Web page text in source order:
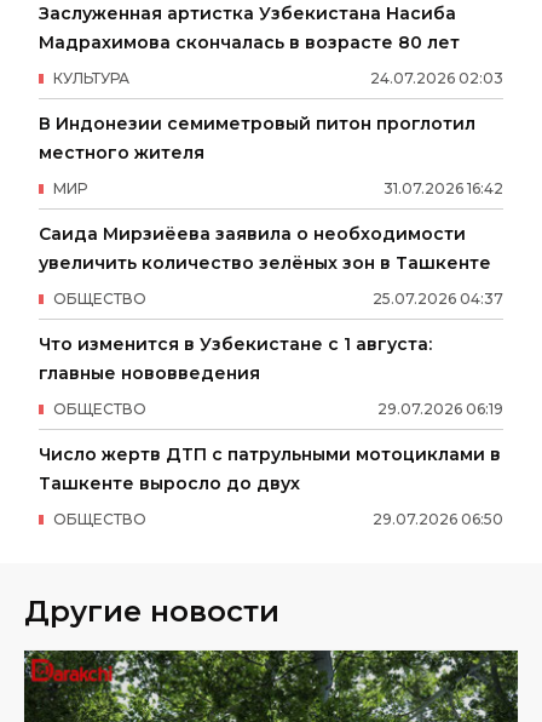
Заслуженная артистка Узбекистана Насиба
Мадрахимова скончалась в возрасте 80 лет
24.07.2026 02:03
КУЛЬТУРА
В Индонезии семиметровый питон проглотил
местного жителя
31.07.2026 16:42
МИР
Саида Мирзиёева заявила о необходимости
увеличить количество зелёных зон в Ташкенте
25.07.2026 04:37
ОБЩЕСТВО
Что изменится в Узбекистане с 1 августа:
главные нововведения
29.07.2026 06:19
ОБЩЕСТВО
Число жертв ДТП с патрульными мотоциклами в
Ташкенте выросло до двух
29.07.2026 06:50
ОБЩЕСТВО
Другие новости